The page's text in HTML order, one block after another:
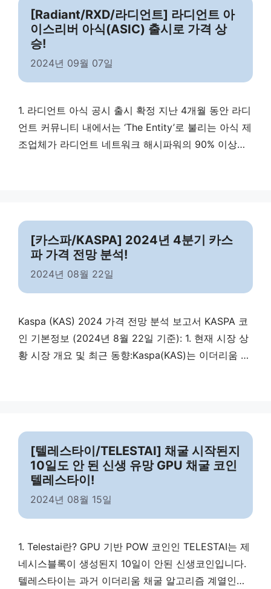
나의 직접적인 경쟁자로 부상하고 있습니다.
[Radiant/RXD/라디언트] 라디언트 아
이스리버 아식(ASIC) 출시로 가격 상
승!
2024년 09월 07일
1. 라디언트 아식 공시 출시 확정 지난 4개월 동안 라디
언트 커뮤니티 내에서는 ‘The Entity’로 불리는 아식 제
조업체가 라디언트 네트워크 해시파워의 90% 이상을
니다. 이 업체는 공식적으로 이름을 공개하지 않았으
며, 아식 출시일도 명확하게 …Read more
[카스파/KASPA] 2024년 4분기 카스
파 가격 전망 분석!
2024년 08월 22일
Kaspa (KAS) 2024 가격 전망 분석 보고서 KASPA 코
인 기본정보 (2024년 8월 22일 기준): 1. 현재 시장 상
황 시장 개요 및 최근 동향:Kaspa(KAS)는 이더리움 포
…
[텔레스타이/TELESTAI] 채굴 시작된지
10일도 안 된 신생 유망 GPU 채굴 코인
텔레스타이!
2024년 08월 15일
1. Telestai란? GPU 기반 POW 코인인 TELESTAI는 제
네시스블록이 생성된지 10일이 안된 신생코인입니다.
텔레스타이는 과거 이더리움 채굴 알고리즘 계열인